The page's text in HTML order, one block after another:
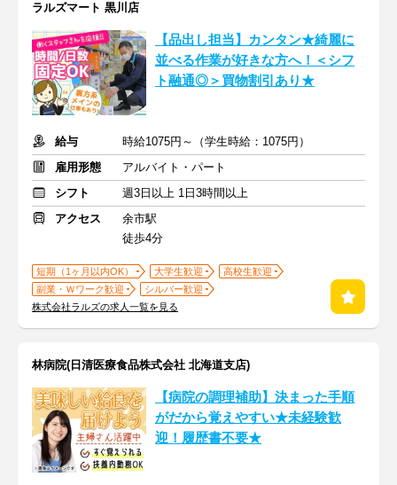
ラルズマート 黒川店
【品出し担当】カンタン★綺麗に
並べる作業が好きな方へ！＜シフ
ト融通◎＞買物割引あり★
給与
時給1075円～（学生時給：1075円）
雇用形態
アルバイト・パート
シフト
週3日以上 1日3時間以上
アクセス
余市駅
徒歩4分
短期（1ヶ月以内OK） 大学生歓迎
高校生歓迎
副業・Ｗワーク歓迎
シルバー歓迎
株式会社ラルズの求人一覧を見る
林病院(日清医療食品株式会社 北海道支店)
【病院の調理補助】決まった手順
がだから覚えやすい★未経験歓
迎！履歴書不要★